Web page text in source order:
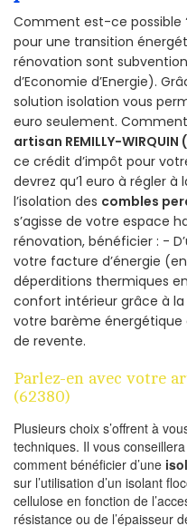
Comment est-ce possible
pour une transition
rénovation sont
d’Economie d’Energie).
solution isolation vous
euro seulement.
artisan REMILLY-WIRQUIN
ce crédit d’impôt pour
devrez qu’1 euro à régler
l’isolation des combles
s’agisse de votre espace
rénovation, bénéficier : -
votre facture d’énergie
déperditions thermiques
confort intérieur grâce à la
votre barème énergétique
de revente.
Parlez-en avec votre
(62380)
Plusieurs choix s’offrent à
techniques. Il vous
comment bénéficier d’une
sur l’utilisation d’un isolant
cellulose en fonction de
résistance ou de l’épaisseur